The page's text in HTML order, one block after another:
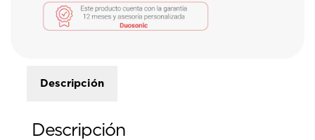
Descripción
Descripción